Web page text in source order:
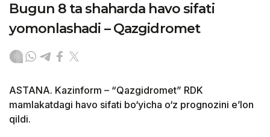
Bugun 8 ta shaharda havo sifati
yomonlashadi – Qazgidromet
ASTANA. Kazinform – “Qazgidromet” RDK
mamlakatdagi havo sifati bo‘yicha o‘z prognozini e’lon
qildi.